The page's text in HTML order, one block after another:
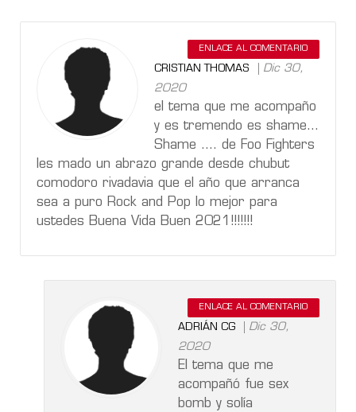
ENLACE AL COMENTARIO
CRISTIAN THOMAS
Dic 30,
2020
el tema que me acompaño
y es tremendo es shame...
Shame .... de Foo Fighters
les mado un abrazo grande desde chubut
comodoro rivadavia que el año que arranca
sea a puro Rock and Pop lo mejor para
ustedes Buena Vida Buen 2021!!!!!!!
ENLACE AL COMENTARIO
ADRIÁN CG
Dic 30,
2020
El tema que me
acompañó fue sex
bomb y solía